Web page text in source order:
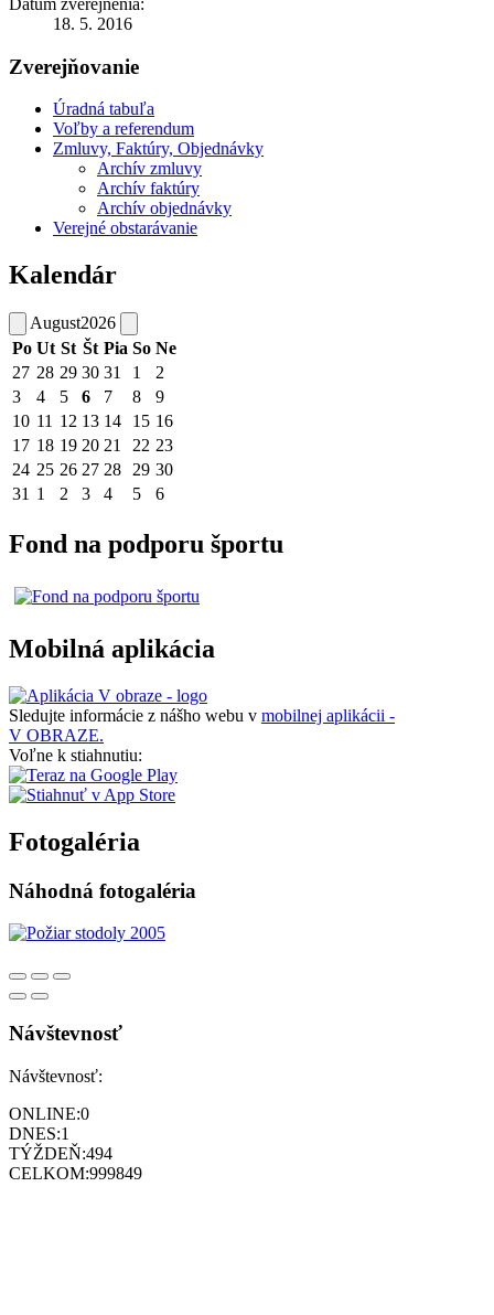
18. 5. 2016
Zverejňovanie
Úradná tabuľa
Voľby a referendum
Zmluvy, Faktúry, Objednávky
Archív zmluvy
Archív faktúry
Archív objednávky
Verejné obstarávanie
Kalendár
August2026
Po Ut St Št Pia So Ne
27 28 29 30 31 1
2
3
4 5 6 7 8
9
10 11 12 13 14 15 16
17 18 19 20 21 22 23
24 25 26 27 28 29 30
31 1 2 3 4 5 6
Fond na podporu športu
Mobilná aplikácia
Sledujte informácie z nášho webu v mobilnej aplikácii -
V OBRAZE.
Voľne k stiahnutiu:
Fotogaléria
Náhodná fotogaléria
Návštevnosť
Návštevnosť:
ONLINE:0
DNES:1
TÝŽDEŇ:494
CELKOM:999849